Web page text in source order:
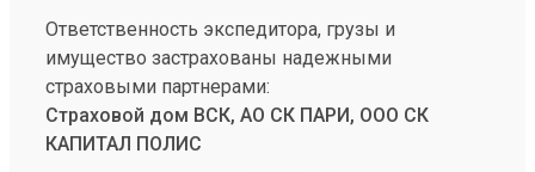
Ответственность экспедитора, грузы и
имущество застрахованы надежными
страховыми партнерами:
Страховой дом ВСК, АО СК ПАРИ, ООО СК
КАПИТАЛ ПОЛИС